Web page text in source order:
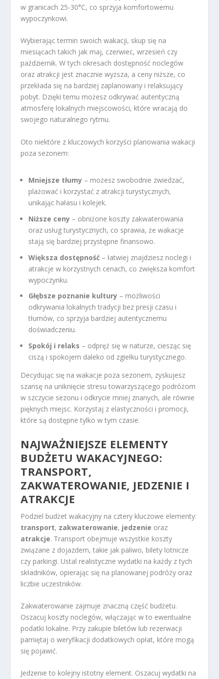
w granicach 25-30°C, co sprzyja komfortowemu
wypoczynkowi.
Wybierając termin swoich wakacji, skup się na
miesiącach takich jak maj, czerwiec, wrzesień czy
październik. W tych okresach dostępność noclegów
oraz atrakcji jest znacznie wyższa, a ceny niższe, co
przekłada się na bardziej zaplanowany i relaksujący
pobyt. Dzięki temu możesz odkrywać autentyczną
atmosferę lokalnych miejscowości, które wracają do
swojego naturalnego rytmu.
Oto niektóre z kluczowych korzyści planowania wakacji
poza sezonem:
Mniejsze tłumy – możesz swobodnie zwiedzać,
plażować i korzystać z atrakcji turystycznych,
unikając hałasu i kolejek.
Niższe ceny – obniżone koszty zakwaterowania
oraz usług turystycznych, co sprawia, że wakacje
stają się bardziej przystępne finansowo.
Większa dostępność – łatwiej znajdziesz noclegi i
atrakcje w korzystnych cenach, co zwiększa komfort
wypoczynku.
Głębsze poznanie kultury – możliwości
odkrywania lokalnych tradycji bez presji czasu i
tłumów, co sprzyja bardziej autentycznemu
doświadczeniu.
Spokój i relaks – odpręż się w naturze, ciesząc się
ciszą i spokojem daleko od zgiełku turystycznego.
Decydując się na wakacje poza sezonem, zyskujesz
szansę na uniknięcie stresu towarzyszącego podróżom
w szczycie sezonu i odkrycie mniej znanych, ale równie
pięknych miejsc. Korzystaj z elastyczności i promocji,
które są dostępne tylko w tym czasie.
NAJWAŻNIEJSZE ELEMENTY
BUDŻETU WAKACYJNEGO:
TRANSPORT,
ZAKWATEROWANIE, JEDZENIE I
ATRAKCJE
Podziel budżet wakacyjny na cztery kluczowe elementy:
transport, zakwaterowanie, jedzenie oraz
atrakcje. Transport obejmuje wszystkie koszty
związane z dojazdem, takie jak paliwo, bilety lotnicze
czy parkingi. Ustal realistyczne wydatki na każdy z tych
składników, opierając się na planowanej podróży oraz
liczbie uczestników.
Zakwaterowanie zajmuje znaczną część budżetu.
Oszacuj koszty noclegów, włączając w to ewentualne
podatki lokalne. Przy zakupie biletów lub rezerwacji
pamiętaj o weryfikacji dodatkowych opłat, które mogą
się pojawić.
Jedzenie to kolejny istotny element. Oszacuj wydatki na